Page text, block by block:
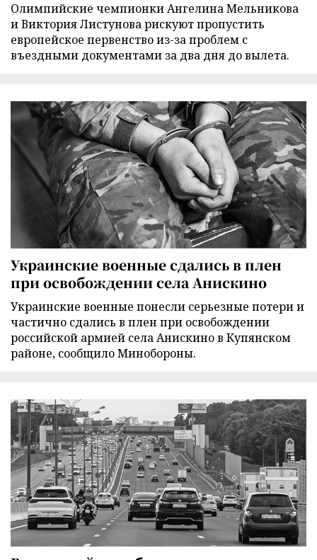
Олимпийские чемпионки Ангелина Мельникова
и Виктория Листунова рискуют пропустить
европейское первенство из-за проблем с
въездными документами за два дня до вылета.
Украинские военные сдались в плен
при освобождении села Анискино
Украинские военные понесли серьезные потери и
частично сдались в плен при освобождении
российской армией села Анискино в Купянском
районе, сообщило Минобороны.